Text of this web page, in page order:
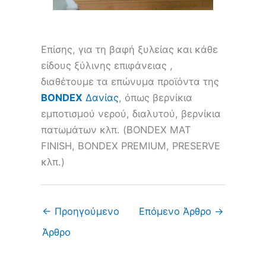
Επίσης, για τη βαφή ξυλείας και κάθε
είδους ξύλινης επιφάνειας ,
διαθέτουμε τα επώνυμα προϊόντα της
BONDEX Δανίας, όπως βερνίκια
εμποτισμού νερού, διαλυτού, βερνίκια
πατωμάτων κλπ. (BONDEX MAT
FINISH, BONDEX PREMIUM, PRESERVE
κλπ.)
← Προηγούμενο
Άρθρο
Επόμενο Άρθρο →